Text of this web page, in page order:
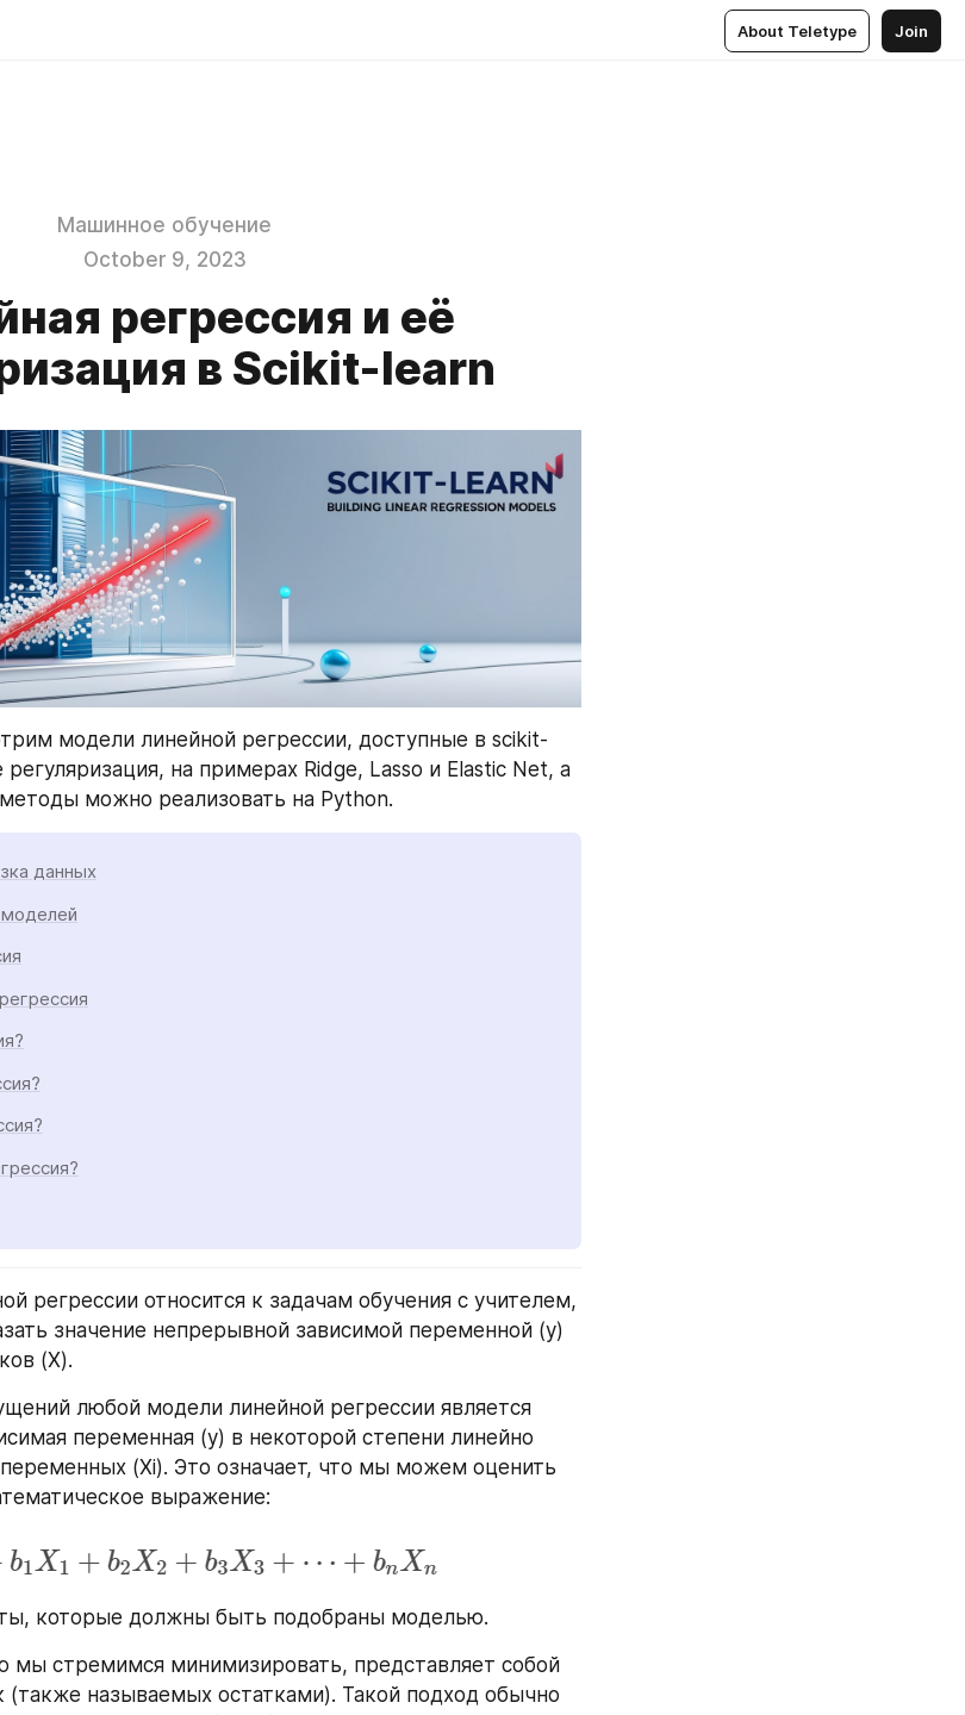
About Teletype Join
Машинное обучение
October 9, 2023
регрессия и её
в Scikit-learn
модели линейной регрессии, доступные в scikit-
на примерах Ridge, Lasso и Elastic Net, а
можно реализовать на Python.
данных
регрессии относится к задачам обучения с учителем,
значение непрерывной зависимой переменной (y)
(X).
любой модели линейной регрессии является
переменная (y) в некоторой степени линейно
(Xi). Это означает, что мы можем оценить
выражение:
которые должны быть подобраны моделью.
мы стремимся минимизировать, представляет собой
называемых остатками). Такой подход обычно